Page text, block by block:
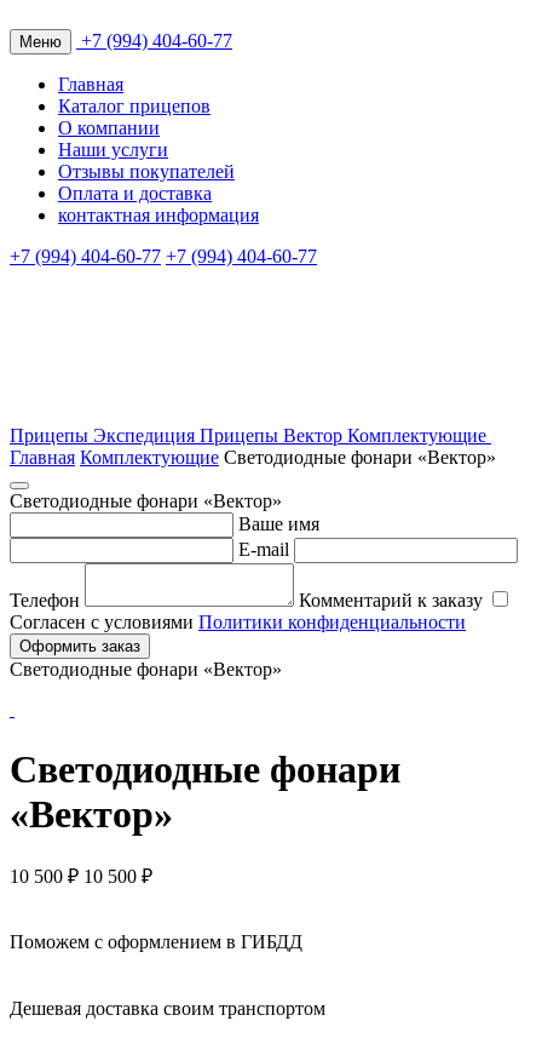
Меню +7 (994) 404-60-77
Главная
Каталог прицепов
О компании
Наши услуги
Отзывы покупателей
Оплата и доставка
контактная информация
+7 (994) 404-60-77 +7 (994) 404-60-77
Прицепы Экспедиция Прицепы Вектор Комплектующие
Главная Комплектующие Светодиодные фонари «Вектор»
Светодиодные фонари «Вектор»
Ваше имя
E-mail
Телефон
Комментарий к заказу
Согласен с условиями Политики конфиденциальности
Оформить заказ
Светодиодные фонари «Вектор»
Светодиодные фонари
«Вектор»
10 500 ₽ 10 500 ₽
Поможем с оформлением в ГИБДД
Дешевая доставка своим транспортом